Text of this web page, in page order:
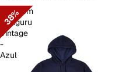
38%
Moletom
Canguru
Vintage
-
Azul